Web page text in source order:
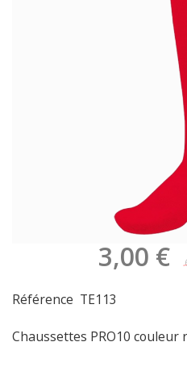
3,00 €
Référence TE113
Chaussettes PRO10 couleur